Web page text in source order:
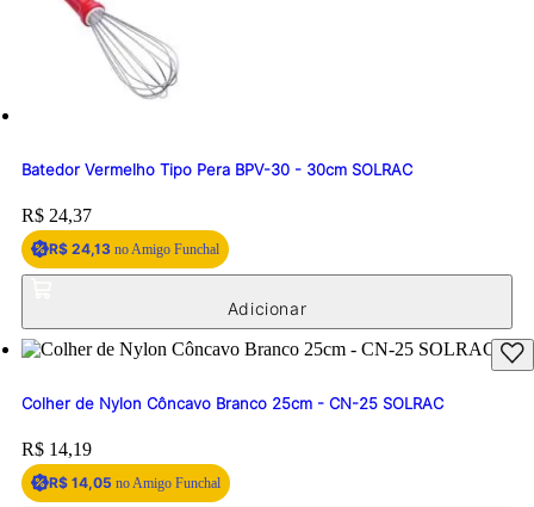
Batedor Vermelho Tipo Pera BPV-30 - 30cm SOLRAC
Price:
R$ 24,37
R$ 24,13 no Amigo Funchal
Colher de Nylon Côncavo Branco 25cm - CN-25 SOLRAC
Price:
R$ 14,19
R$ 14,05 no Amigo Funchal